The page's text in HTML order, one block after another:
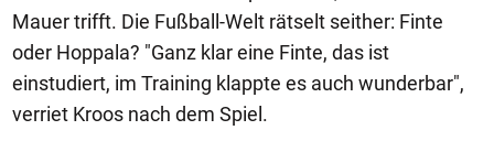
Mauer trifft. Die Fußball-Welt rätselt seither: Finte
oder Hoppala? "Ganz klar eine Finte, das ist
einstudiert, im Training klappte es auch wunderbar",
verriet Kroos nach dem Spiel.